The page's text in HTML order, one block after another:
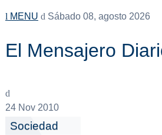
MENU Sábado 08, agosto 2026
El Mensajero
24Nov 2010
Sociedad